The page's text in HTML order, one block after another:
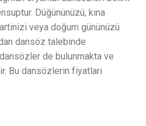
Düğününüzü, kına
veya doğum gününüzü
dansöz talebinde
de bulunmakta ve
Bu dansözlerin fiyatları